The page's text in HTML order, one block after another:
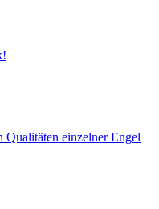
Qualitäten einzelner Engel